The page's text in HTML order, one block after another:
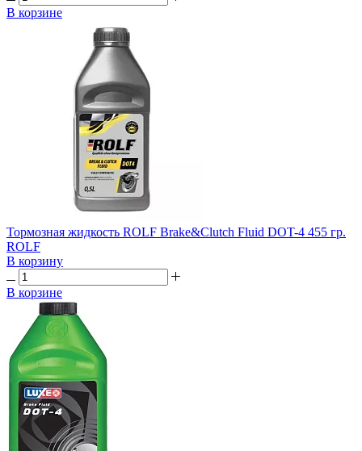
В корзине
Тормозная жидкость ROLF Brake&Clutch Fluid DOT-4 455 гр.
ROLF
В корзину
В корзине